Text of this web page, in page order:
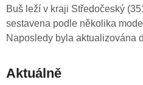
Buš leží v kraji Středočeský
sestavena podle několika
Naposledy byla aktualizována
Aktuálně